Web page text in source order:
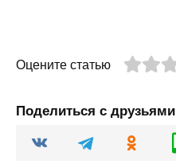
Оцените статью
Поделиться с друзьями